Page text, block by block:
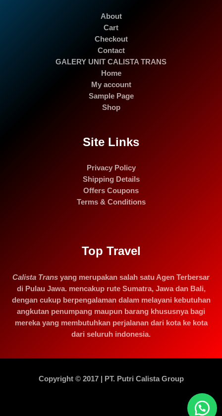
About
Cart
Checkout
Contact
GALERY UNIT CALISTA TRANS
Home
My account
Sample Page
Shop
Site Links
Privacy Policy
Shipping Details
Offers Coupons
Terms & Conditions
Top Travel
Calista Trans yang merupakan salah satu Agen Terbersar
di Pulau Jawa. mencakup rute Sumatra, Jawa dan Bali,
dengan cukup berpengalaman dalam melayani kebutuhan
angkutan penumpang maupun barang khususnya bagi
mereka yang membutuhkan perjalanan dari kota ke kota
dari seluruh indonesia.
Copyright © 2017 | PT. Putri Calista Group